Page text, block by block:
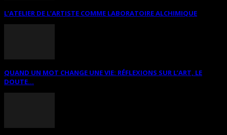
L’ATELIER DE L’ARTISTE COMME LABORATOIRE ALCHIMIQUE
QUAND UN MOT CHANGE UNE VIE: RÉFLEXIONS SUR L’ART, LE
DOUTE...